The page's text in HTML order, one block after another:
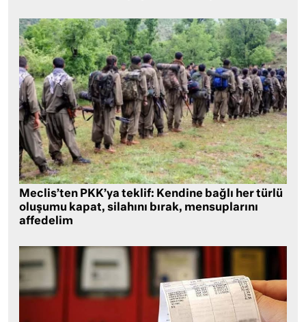
Meclis’ten PKK’ya teklif: Kendine bağlı her türlü
oluşumu kapat, silahını bırak, mensuplarını
affedelim